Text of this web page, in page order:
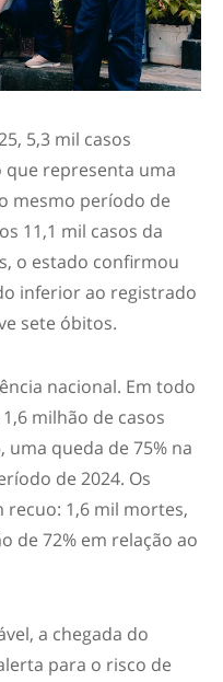
5,3 mil casos
que representa uma
mesmo período de
11,1 mil casos da
o estado confirmou
inferior ao registrado
sete óbitos.
nacional. Em todo
milhão de casos
uma queda de 75% na
de 2024. Os
1,6 mil mortes,
de 72% em relação ao
a chegada do
para o risco de